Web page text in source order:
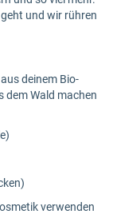
und wir rühren
deinem Bio-
dem Wald machen
verwenden